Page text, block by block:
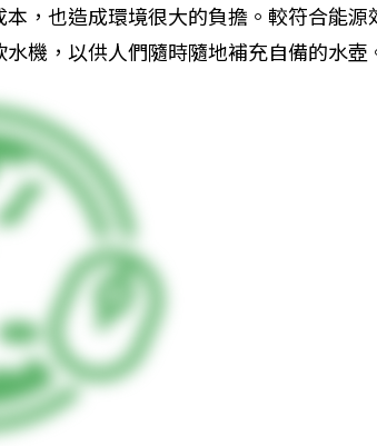
，也造成環境很大的負擔。較符合能源
機，以供人們隨時隨地補充自備的水壺